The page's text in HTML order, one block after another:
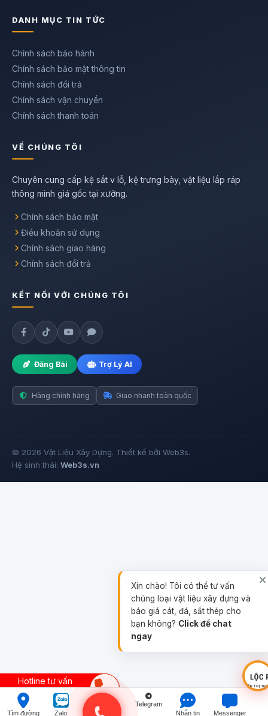
DANH MỤC TIN TỨC
Chính sách bảo hành
Chính sách bảo mật thông tin
Chính sách đổi trả
Chính sách vận chuyển
Chính sách thanh toán
VỀ CHÚNG TÔI
Chuyên cung cấp kệ sắt v lỗ, kệ trưng bày, vật liệu lắp ráp
thông minh giá gốc tại xưởng.
Chính sách bảo mật
Điều khoản sử dụng
Chính sách giao hàng
Chính sách đổi trả
KẾT NỐI VỚI CHÚNG TÔI
Đăng Bài Trợ Lý AI
Hàng chính hãng Giao nhanh toàn quốc
© 2026 Vật Liệu Xây Dựng. Thiết kế bởi Web3s.
Hệ sinh thái: Web3s.vn
Tìm đường Zalo
Telegram
Nhắn tin
Messenger
Hotline tư vấn
0857598368
Xin chào! Tôi có thể tư vấn
chủng loại vật liệu xây dựng và
báo giá cát, đá, sắt thép cho
bạn không? Click để chat
ngay